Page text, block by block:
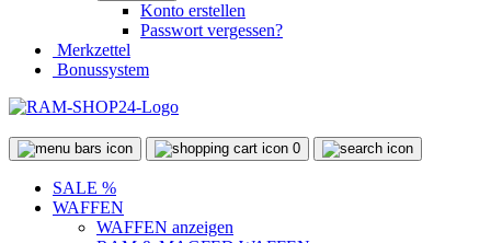
Konto erstellen
Passwort vergessen?
Merkzettel
Bonussystem
0
SALE %
WAFFEN
WAFFEN anzeigen